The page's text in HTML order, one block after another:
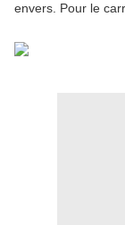
envers. Pour le